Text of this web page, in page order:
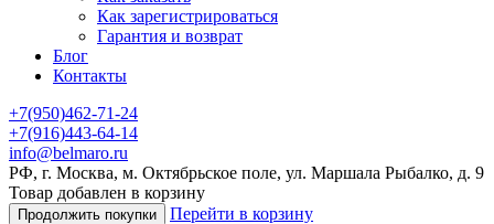
Как зарегистрироваться
Гарантия и возврат
Блог
Контакты
+7(950)462-71-24
+7(916)443-64-14
info@belmaro.ru
РФ, г. Москва, м. Октябрьское поле, ул. Маршала Рыбалко, д. 9
Товар добавлен в корзину
Продолжить покупки Перейти в корзину